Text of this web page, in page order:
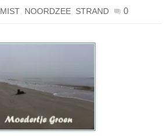
MIST, NOORDZEE, STRAND 0